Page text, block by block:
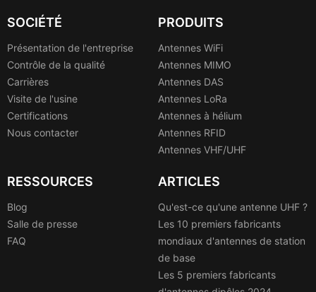
SOCIÉTÉ
Présentation de l'entreprise
Contrôle de la qualité
Carrières
Visite de l'usine
Certifications
Nous contacter
PRODUITS
Antennes WiFi
Antennes MIMO
Antennes DAS
Antennes LoRa
Antennes à hélium
Antennes RFID
Antennes VHF/UHF
RESSOURCES
Blog
Salle de presse
FAQ
ARTICLES
Qu'est-ce qu'une antenne UHF ?
Les 10 premiers fabricants
mondiaux d'antennes de station
de base
Les 5 premiers fabricants